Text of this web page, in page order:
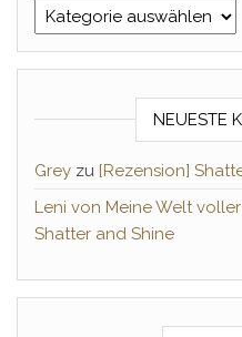
Kategorien
NEUESTE
Grey zu [Rezension]
Leni von Meine Welt
Shatter and Shine